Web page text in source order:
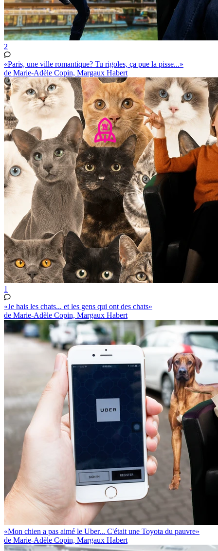
2
«Paris, une ville romantique? Tu rigoles, ça pue la pisse...»
de Marie-Adèle Copin, Margaux Habert
1
«Je hais les chats... et les gens qui ont des chats»
de Marie-Adèle Copin, Margaux Habert
«Mon chien a pas aimé le Uber... C'était une Toyota du pauvre»
de Marie-Adèle Copin, Margaux Habert